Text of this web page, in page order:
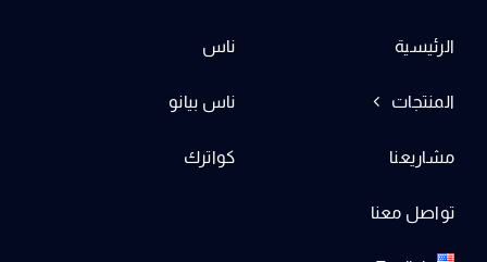
الرئيسية
المنتجات
مشاريعنا
تواصل معنا
ناس
ناس بيانو
كواترك